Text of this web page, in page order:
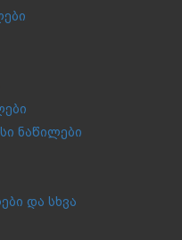
ნაწილები
და სხვა